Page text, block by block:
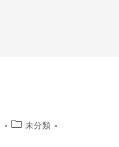
未分類